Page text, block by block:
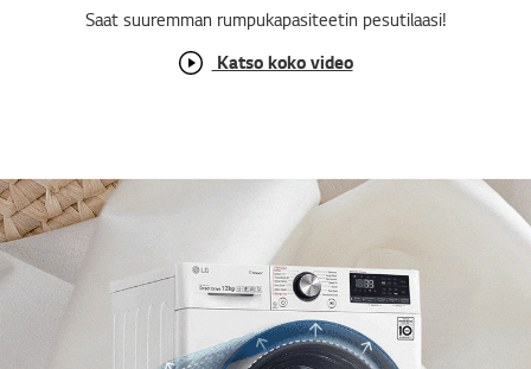
Saat suuremman rumpukapasiteetin pesutilaasi!
Katso koko video